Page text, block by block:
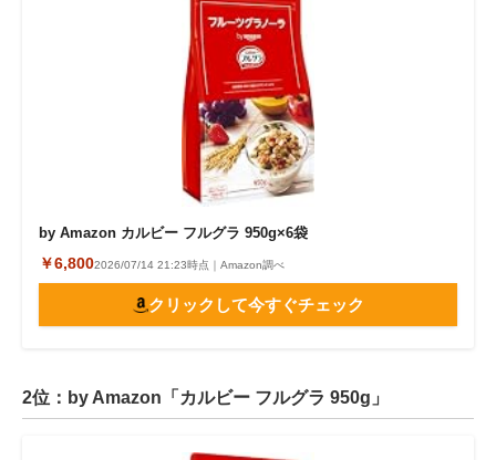
by Amazon カルビー フルグラ 950g×6袋
￥6,8002026/07/14 21:23時点｜Amazon調べ
クリックして今すぐチェック
2位：by Amazon「カルビー フルグラ 950g」